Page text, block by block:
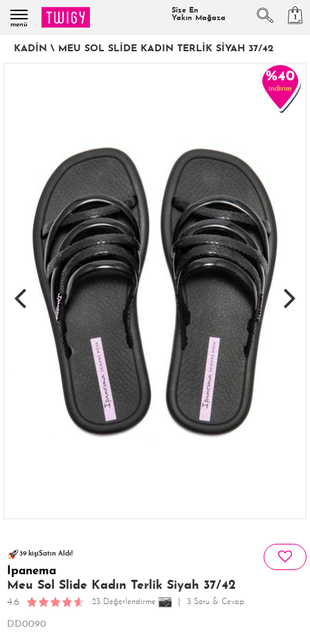
menü
Size En
Yakın Mağaza
1
KADIN \ MEU SOL SLIDE KADIN TERLIK SIYAH 37/42
%40
indirim
39 kişiSatın Aldı!
281 kişiGörüntüledi!
Ipanema
Meu Sol Slide Kadın Terlik Siyah 37/42
4.6 23 Değerlendirme 3 Soru & Cevap
DD0090